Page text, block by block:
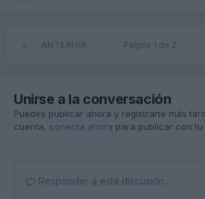
Página 1 de 2
Unirse a la conversación
Puedes publicar ahora y registrarte más
cuenta, conecta ahora para publicar con tu
Responder a esta discusión...